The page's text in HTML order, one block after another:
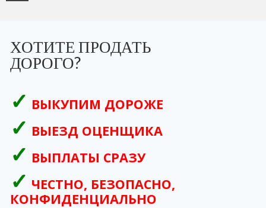
ХОТИТЕ ПРОДАТЬ
ДОРОГО?
ВЫКУПИМ ДОРОЖЕ
ВЫЕЗД ОЦЕНЩИКА
ВЫПЛАТЫ СРАЗУ
ЧЕСТНО, БЕЗОПАСНО,
КОНФИДЕНЦИАЛЬНО